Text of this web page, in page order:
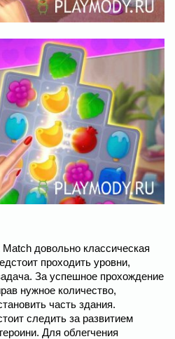
довольно классическая
проходить уровни,
За успешное прохождение
нужное количество,
часть здания.
следить за развитием
Для облегчения